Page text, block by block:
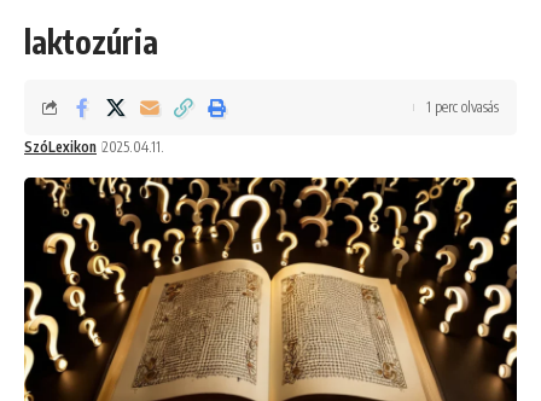
laktozúria
SzóLexikon 2025.04.11.
1 perc olvasás